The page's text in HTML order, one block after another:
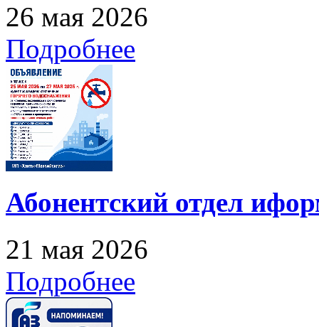
26 мая 2026
Подробнее
Абонентский отдел
21 мая 2026
Подробнее